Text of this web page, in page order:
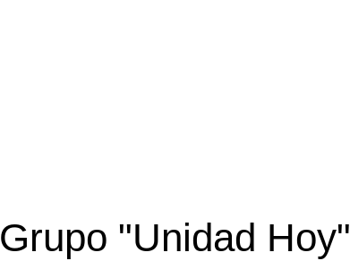
Grupo "Unidad Hoy"